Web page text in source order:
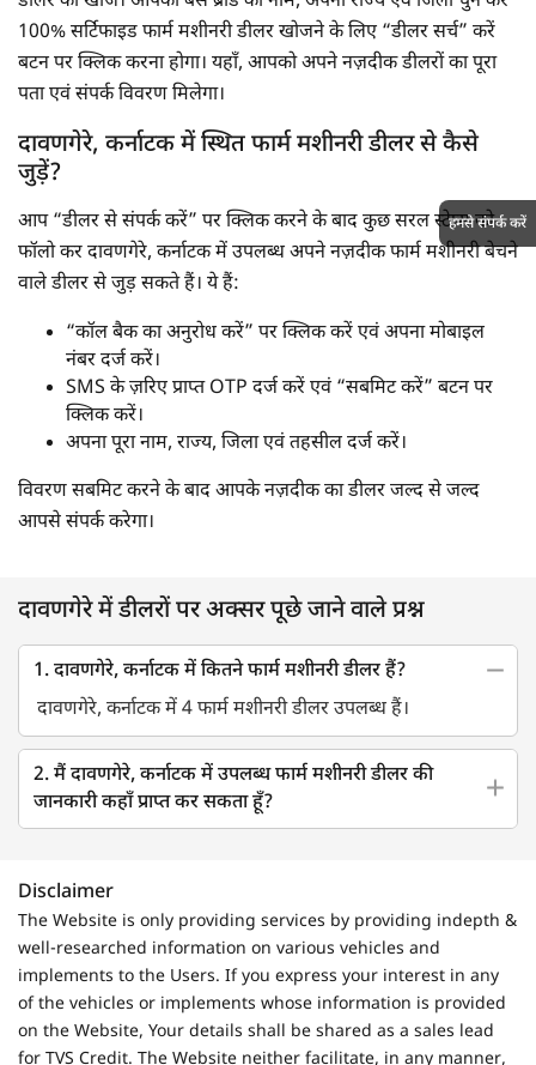
100% सर्टिफाइड फार्म मशीनरी डीलर खोजने के लिए “डीलर सर्च” करें
बटन पर क्लिक करना होगा। यहाँ, आपको अपने नज़दीक डीलरों का पूरा
पता एवं संपर्क विवरण मिलेगा।
दावणगेरे, कर्नाटक में स्थित फार्म मशीनरी डीलर से कैसे
जुड़ें?
आप “डीलर से संपर्क करें” पर क्लिक करने के बाद कुछ सरल स्टेप्स को
फॉलो कर दावणगेरे, कर्नाटक में उपलब्ध अपने नज़दीक फार्म मशीनरी बेचने
वाले डीलर से जुड़ सकते हैं। ये हैं:
“कॉल बैक का अनुरोध करें” पर क्लिक करें एवं अपना मोबाइल
नंबर दर्ज करें।
SMS के ज़रिए प्राप्त OTP दर्ज करें एवं “सबमिट करें” बटन पर
क्लिक करें।
अपना पूरा नाम, राज्य, जिला एवं तहसील दर्ज करें।
विवरण सबमिट करने के बाद आपके नज़दीक का डीलर जल्द से जल्द
आपसे संपर्क करेगा।
दावणगेरे में डीलरों पर अक्सर पूछे जाने वाले प्रश्न
1. दावणगेरे, कर्नाटक में कितने फार्म मशीनरी डीलर हैं?
दावणगेरे, कर्नाटक में 4 फार्म मशीनरी डीलर उपलब्ध हैं।
2. मैं दावणगेरे, कर्नाटक में उपलब्ध फार्म मशीनरी डीलर की
जानकारी कहाँ प्राप्त कर सकता हूँ?
Disclaimer
The Website is only providing services by providing indepth &
well-researched information on various vehicles and
implements to the Users. If you express your interest in any
of the vehicles or implements whose information is provided
on the Website, Your details shall be shared as a sales lead
for TVS Credit. The Website neither facilitate, in any manner,
हमसे संपर्क करें